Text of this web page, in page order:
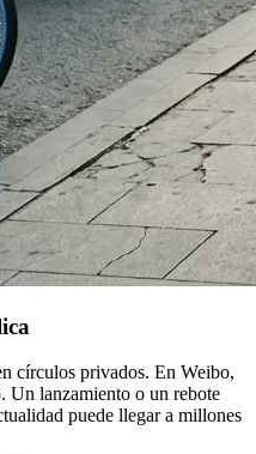
círculos privados. En Weibo,
Un lanzamiento o un rebote
puede llegar a millones